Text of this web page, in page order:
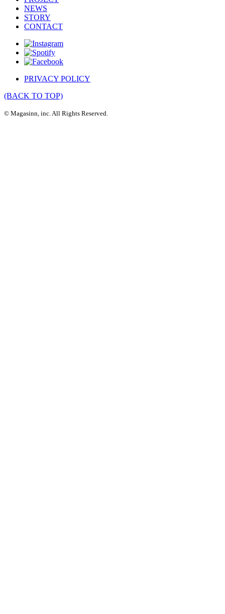
NEWS
STORY
CONTACT
PRIVACY POLICY
(BACK TO TOP)
© Magasinn, inc. All Rights Reserved.